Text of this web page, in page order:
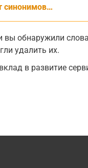
синонимов…
обнаружили
удалить их.
в развитие